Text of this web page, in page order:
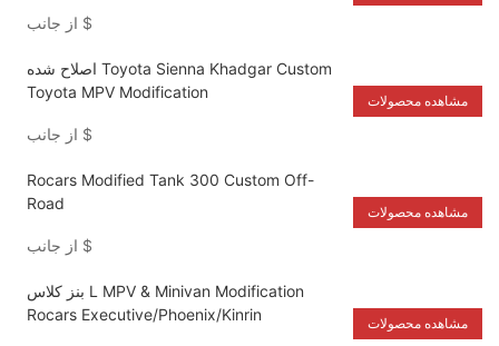
$
اصلاح شده Toyota Sienna Khadgar Custom
Toyota MPV Modification
$
مشاهده محصولات
Rocars Modified Tank 300 Custom Off-
Road
$
مشاهده محصولات
بنز کلاس L MPV & Minivan Modification
Rocars Executive/Phoenix/Kinrin
مشاهده محصولات